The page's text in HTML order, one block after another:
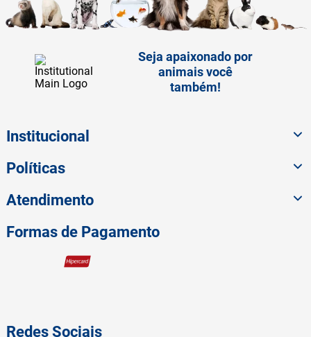
Seja apaixonado por
animais você
também!
Institucional
Políticas
Atendimento
Redes Sociais
Formas de Pagamento